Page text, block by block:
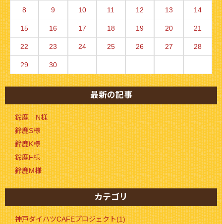
8 9 10 11 12 13 14
15 16 17 18 19 20 21
22 23 24 25 26 27 28
29 30
最新の記事
鈴鹿 N様
鈴鹿S様
鈴鹿K様
鈴鹿F様
鈴鹿M様
カテゴリ
神戸ダイハツCAFEプロジェクト(1)